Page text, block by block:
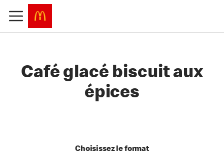
Café glacé biscuit aux
épices
Choisissez le format